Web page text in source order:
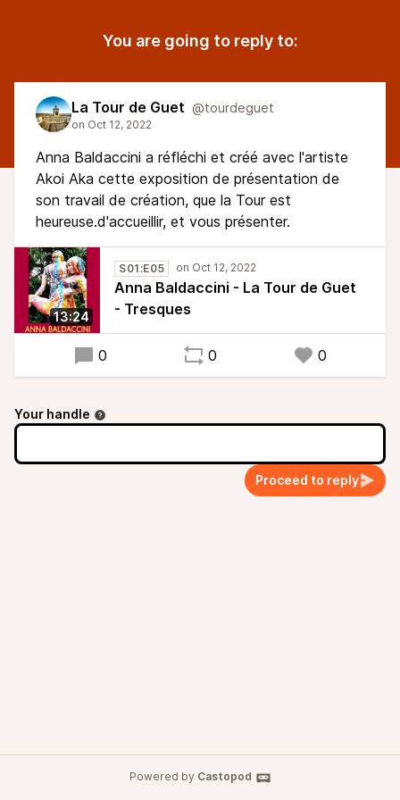
You are going to reply to:
La Tour de Guet @tourdeguet
Anna Baldaccini a réfléchi et créé avec l'artiste
Akoi Aka cette exposition de présentation de
son travail de création, que la Tour est
heureuse.d'accueillir, et vous présenter.
13:24
S01:E05
Anna Baldaccini - La Tour de Guet
- Tresques
0 0 0
Your handle
Proceed to reply
Powered by Castopod